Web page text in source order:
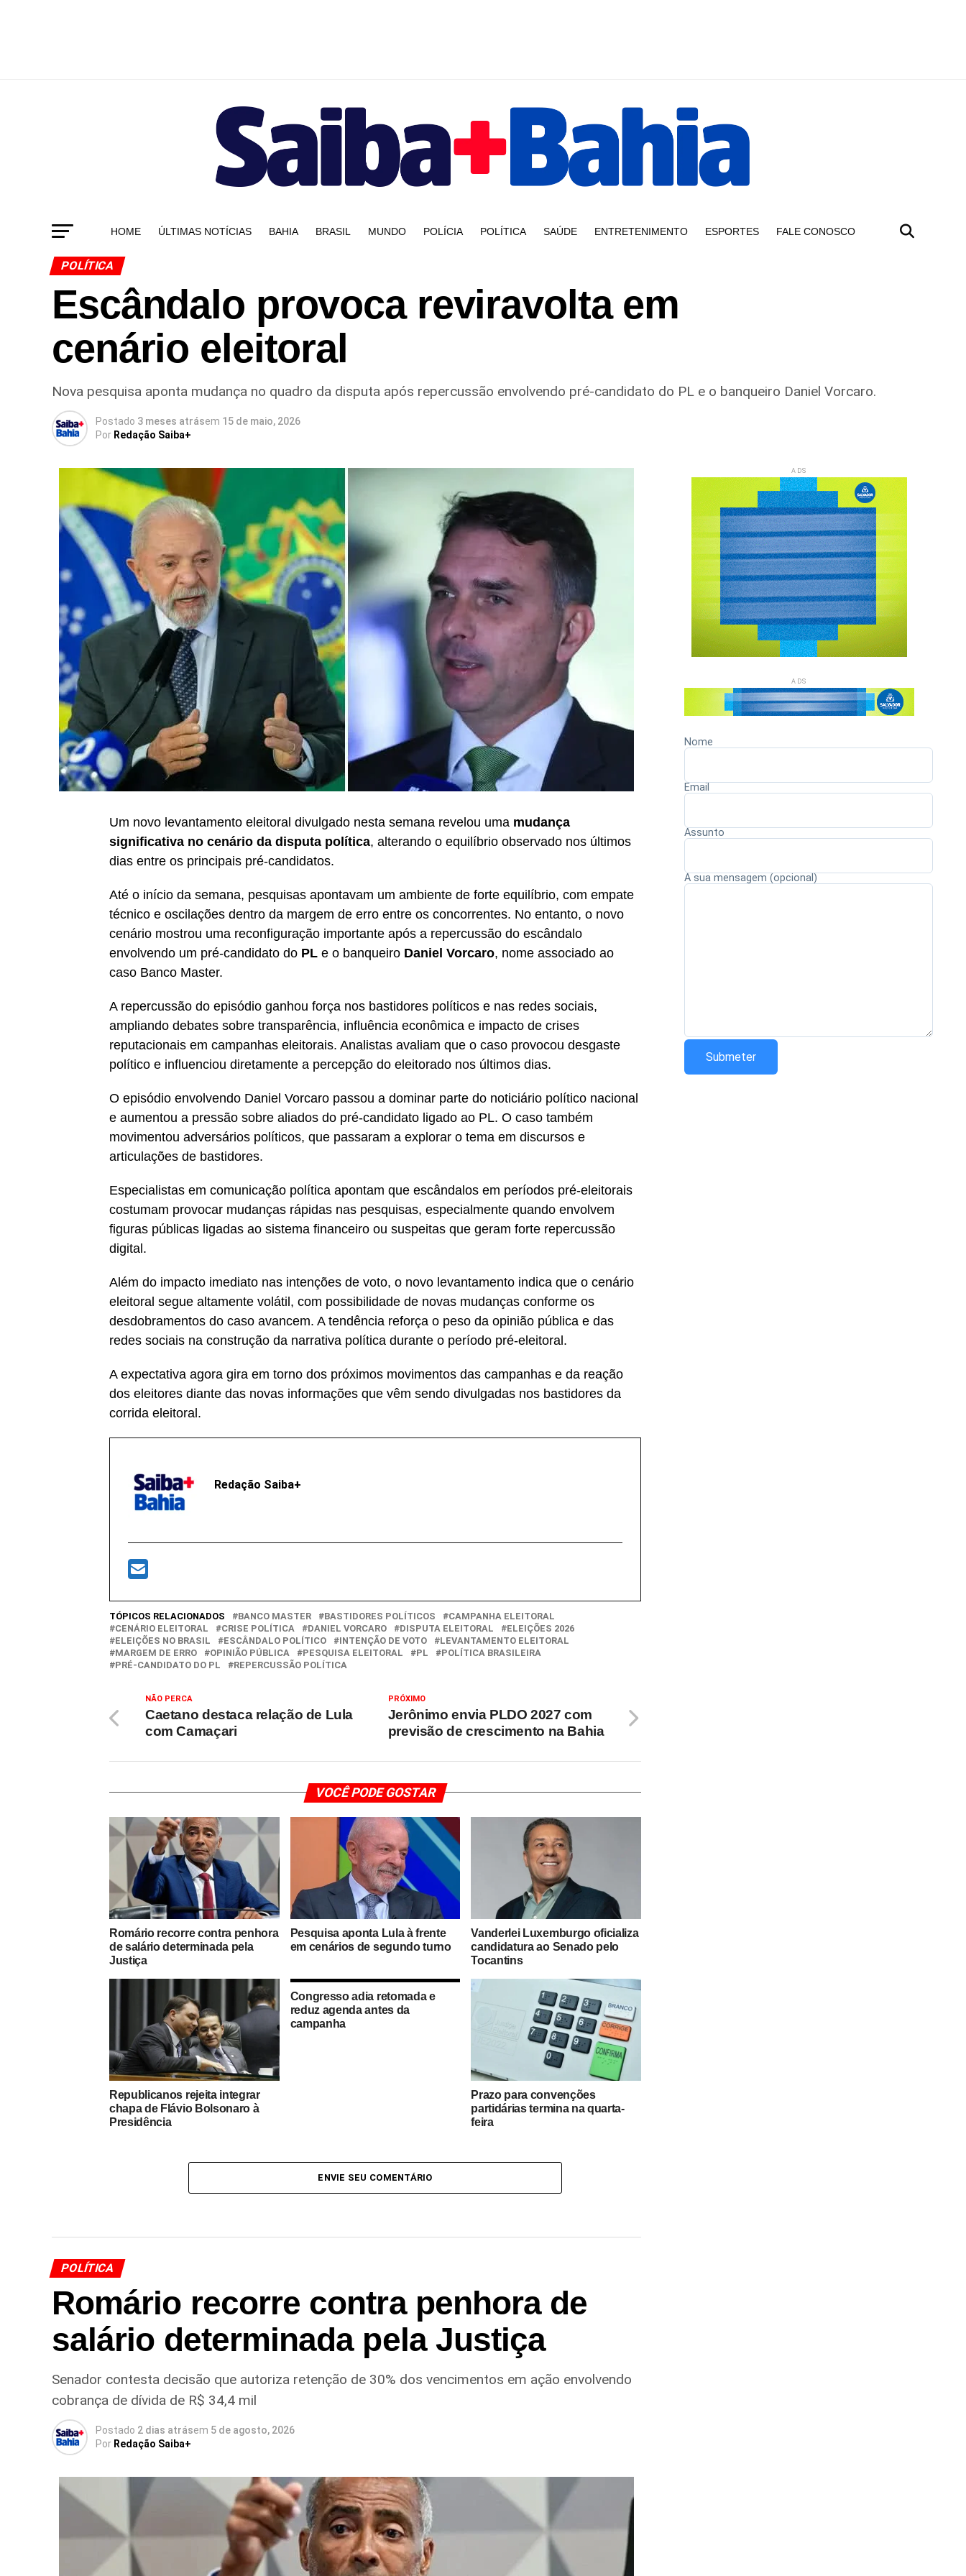
HOME ÚLTIMAS NOTÍCIAS BAHIA BRASIL MUNDO POLÍCIA POLÍTICA SAÚDE ENTRETENIMENTO ESPORTES FALE CONOSCO
POLÍTICA
Escândalo provoca reviravolta em
cenário eleitoral
Nova pesquisa aponta mudança no quadro da disputa após repercussão envolvendo pré-candidato do PL e o banqueiro Daniel Vorcaro.
Postado 3 meses atrásem 15 de maio, 2026
Por Redação Saiba+
Um novo levantamento eleitoral divulgado nesta semana revelou uma mudança
significativa no cenário da disputa política, alterando o equilíbrio observado nos últimos
dias entre os principais pré-candidatos.
Até o início da semana, pesquisas apontavam um ambiente de forte equilíbrio, com empate
técnico e oscilações dentro da margem de erro entre os concorrentes. No entanto, o novo
cenário mostrou uma reconfiguração importante após a repercussão do escândalo
envolvendo um pré-candidato do PL e o banqueiro Daniel Vorcaro, nome associado ao
caso Banco Master.
A repercussão do episódio ganhou força nos bastidores políticos e nas redes sociais,
ampliando debates sobre transparência, influência econômica e impacto de crises
reputacionais em campanhas eleitorais. Analistas avaliam que o caso provocou desgaste
político e influenciou diretamente a percepção do eleitorado nos últimos dias.
O episódio envolvendo Daniel Vorcaro passou a dominar parte do noticiário político nacional
e aumentou a pressão sobre aliados do pré-candidato ligado ao PL. O caso também
movimentou adversários políticos, que passaram a explorar o tema em discursos e
articulações de bastidores.
Especialistas em comunicação política apontam que escândalos em períodos pré-eleitorais
costumam provocar mudanças rápidas nas pesquisas, especialmente quando envolvem
figuras públicas ligadas ao sistema financeiro ou suspeitas que geram forte repercussão
digital.
Além do impacto imediato nas intenções de voto, o novo levantamento indica que o cenário
eleitoral segue altamente volátil, com possibilidade de novas mudanças conforme os
desdobramentos do caso avancem. A tendência reforça o peso da opinião pública e das
redes sociais na construção da narrativa política durante o período pré-eleitoral.
A expectativa agora gira em torno dos próximos movimentos das campanhas e da reação
dos eleitores diante das novas informações que vêm sendo divulgadas nos bastidores da
corrida eleitoral.
Redação Saiba+
TÓPICOS RELACIONADOS BANCO MASTER BASTIDORES POLÍTICOS
CAMPANHA ELEITORAL
CENÁRIO ELEITORAL
CRISE POLÍTICA DANIEL VORCARO DISPUTA ELEITORAL
ELEIÇÕES 2026
ELEIÇÕES NO BRASIL
ESCÂNDALO POLÍTICO INTENÇÃO DE VOTO
LEVANTAMENTO ELEITORAL
MARGEM DE ERRO
OPINIÃO PÚBLICA PESQUISA ELEITORAL PL
POLÍTICA BRASILEIRA
PRÉ-CANDIDATO DO PL
REPERCUSSÃO POLÍTICA
PRÓXIMO
Jerônimo envia PLDO 2027 com
previsão de crescimento na Bahia
NÃO PERCA
Caetano destaca relação de Lula
com Camaçari
VOCÊ PODE GOSTAR
Romário recorre contra penhora
de salário determinada pela
Justiça
Pesquisa aponta Lula à frente
em cenários de segundo turno
Vanderlei Luxemburgo oficializa
candidatura ao Senado pelo
Tocantins
Republicanos rejeita integrar
chapa de Flávio Bolsonaro à
Presidência
Congresso adia retomada e
reduz agenda antes da
campanha
Prazo para convenções
partidárias termina na quarta-
feira
ENVIE SEU COMENTÁRIO
POLÍTICA
Romário recorre contra penhora de
salário determinada pela Justiça
Senador contesta decisão que autoriza retenção de 30% dos vencimentos em ação envolvendo
cobrança de dívida de R$ 34,4 mil
Postado 2 dias atrásem 5 de agosto, 2026
Por Redação Saiba+
ADS
ADS
Nome
Email
Assunto
A sua mensagem (opcional)